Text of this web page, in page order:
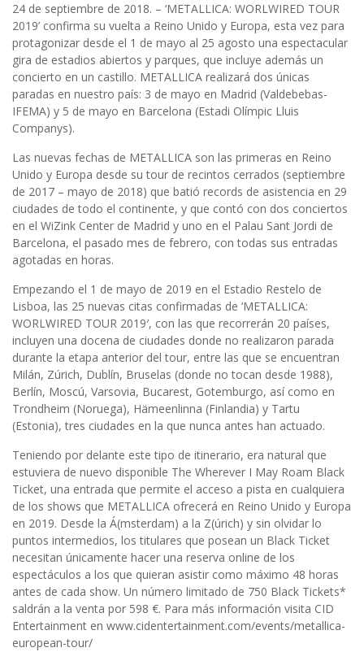
24 de septiembre de 2018. – ‘METALLICA: WORLWIRED TOUR
2019’ confirma su vuelta a Reino Unido y Europa, esta vez para
protagonizar desde el 1 de mayo al 25 agosto una espectacular
gira de estadios abiertos y parques, que incluye además un
concierto en un castillo. METALLICA realizará dos únicas
paradas en nuestro país: 3 de mayo en Madrid (Valdebebas-
IFEMA) y 5 de mayo en Barcelona (Estadi Olímpic Lluis
Companys).
Las nuevas fechas de METALLICA son las primeras en Reino
Unido y Europa desde su tour de recintos cerrados (septiembre
de 2017 – mayo de 2018) que batió records de asistencia en 29
ciudades de todo el continente, y que contó con dos conciertos
en el WiZink Center de Madrid y uno en el Palau Sant Jordi de
Barcelona, el pasado mes de febrero, con todas sus entradas
agotadas en horas.
Empezando el 1 de mayo de 2019 en el Estadio Restelo de
Lisboa, las 25 nuevas citas confirmadas de ‘METALLICA:
WORLWIRED TOUR 2019′, con las que recorrerán 20 países,
incluyen una docena de ciudades donde no realizaron parada
durante la etapa anterior del tour, entre las que se encuentran
Milán, Zúrich, Dublín, Bruselas (donde no tocan desde 1988),
Berlín, Moscú, Varsovia, Bucarest, Gotemburgo, así como en
Trondheim (Noruega), Hämeenlinna (Finlandia) y Tartu
(Estonia), tres ciudades en la que nunca antes han actuado.
Teniendo por delante este tipo de itinerario, era natural que
estuviera de nuevo disponible The Wherever I May Roam Black
Ticket, una entrada que permite el acceso a pista en cualquiera
de los shows que METALLICA ofrecerá en Reino Unido y Europa
en 2019. Desde la Á(msterdam) a la Z(úrich) y sin olvidar lo
puntos intermedios, los titulares que posean un Black Ticket
necesitan únicamente hacer una reserva online de los
espectáculos a los que quieran asistir como máximo 48 horas
antes de cada show. Un número limitado de 750 Black Tickets*
saldrán a la venta por 598 €. Para más información visita CID
Entertainment en www.cidentertainment.com/events/metallica-
european-tour/